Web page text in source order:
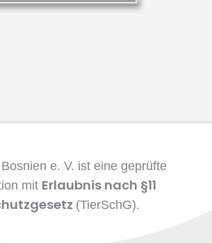
e. V. ist eine geprüfte
mit Erlaubnis nach §11
(TierSchG).